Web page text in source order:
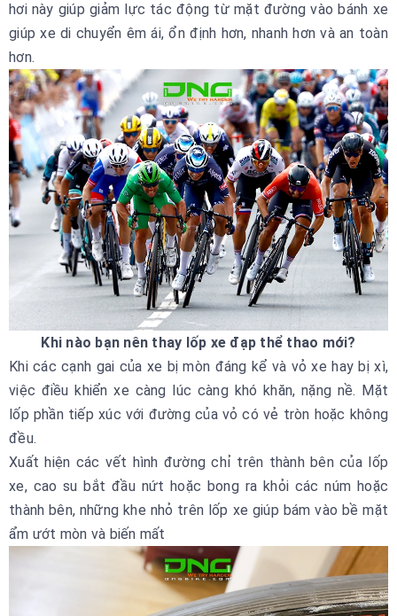
hơi này giúp giảm lực tác động từ mặt đường vào bánh xe
giúp xe di chuyển êm ái, ổn định hơn, nhanh hơn và an toàn
hơn.
Khi nào bạn nên thay lốp xe đạp thể thao mới?
Khi các cạnh gai của xe bị mòn đáng kể và vỏ xe hay bị xì,
việc điều khiển xe càng lúc càng khó khăn, nặng nề. Mặt
lốp phần tiếp xúc với đường của vỏ có vẻ tròn hoặc không
đều.
Xuất hiện các vết hình đường chỉ trên thành bên của lốp
xe, cao su bắt đầu nứt hoặc bong ra khỏi các núm hoặc
thành bên, những khe nhỏ trên lốp xe giúp bám vào bề mặt
ẩm ướt mòn và biến mất